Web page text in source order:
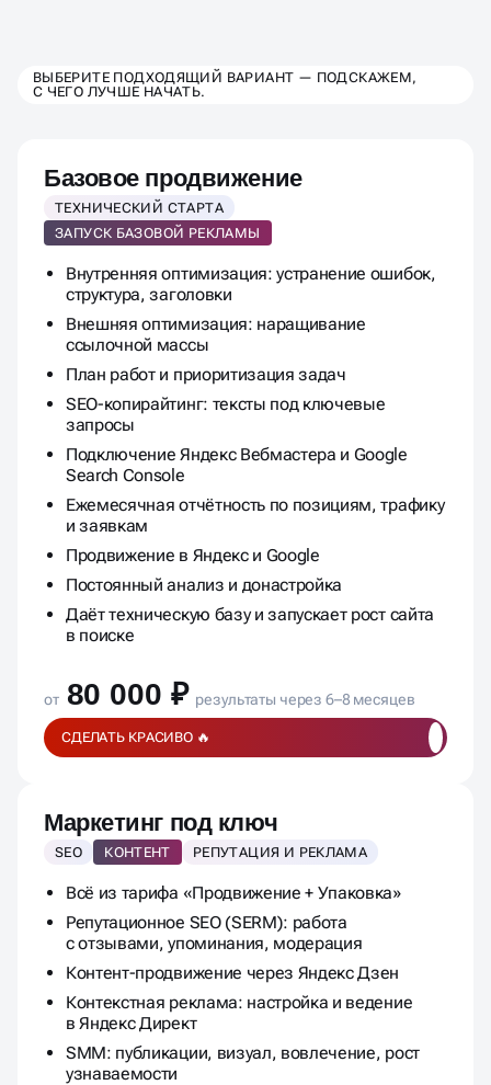
ВЫБЕРИТЕ ТАРИФ РЕКЛАМЫ
ДЛЯ ФИТНЕС КЛУБА
ВЫБЕРИТЕ ПОДХОДЯЩИЙ ВАРИАНТ — ПОДСКАЖЕМ,
С ЧЕГО ЛУЧШЕ НАЧАТЬ.
Базовое продвижение
ТЕХНИЧЕСКИЙ СТАРТА
ЗАПУСК БАЗОВОЙ РЕКЛАМЫ
Внутренняя оптимизация: устранение ошибок,
структура, заголовки
Внешняя оптимизация: наращивание
ссылочной массы
План работ и приоритизация задач
SEO-копирайтинг: тексты под ключевые
запросы
Подключение Яндекс Вебмастера и Google
Search Console
Ежемесячная отчётность по позициям, трафику
и заявкам
Продвижение в Яндекс и Google
Постоянный анализ и донастройка
Даёт техническую базу и запускает рост сайта
в поиске
от 80 000 ₽ результаты через 6–8 месяцев
СДЕЛАТЬ КРАСИВО 🔥
Маркетинг под ключ
SEO КОНТЕНТ РЕПУТАЦИЯ И РЕКЛАМА
Всё из тарифа «Продвижение + Упаковка»
Репутационное SEO (SERM): работа
с отзывами, упоминания, модерация
Контент-продвижение через Яндекс Дзен
Контекстная реклама: настройка и ведение
в Яндекс Директ
SMM: публикации, визуал, вовлечение, рост
узнаваемости